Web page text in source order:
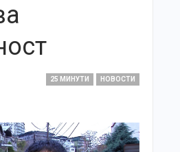
25 МИНУТИ НОВОСТИ